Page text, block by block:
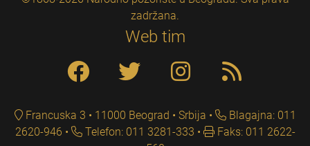
zadržana.
Web tim
Francuska 3 • 11000 Beograd • Srbija
Blagajna: 011
2620-946
Telefon: 011 3281-333
Faks: 011 2622-